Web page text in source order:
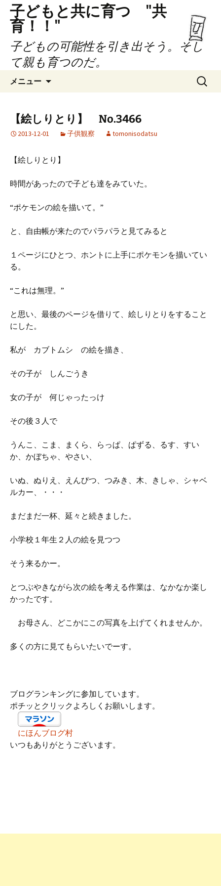
子どもと共に育つ "共
育！！"
子どもの可能性を引き出そう。そし
て親も育つのだ。
メニュー
ツ
キ
プ
検
索:
【絵しりとり】 No.3466
2013-12-01 子供観察 tomonisodatsu
【絵しりとり】
時間があったので子ども達をみていた。
“ポケモンの絵を描いて。”
と、自由帳が来たのでパラパラと見てみると
１ページにひとつ、ホントに上手にポケモンを描いてい
る。
“これは無理。”
と思い、最後のページを借りて、絵しりとりをすること
にした。
私が カブトムシ の絵を描き、
その子が しんごうき
女の子が 何じゃったっけ
その後３人で
うんこ、こま、まくら、らっぱ、ぱずる、るす、すい
か、かぼちゃ、やさい、
いぬ、ぬりえ、えんぴつ、つみき、木、きしゃ、シャベ
ルカー、・・・
まだまだ一杯、延々と続きました。
小学校１年生２人の絵を見つつ
そう来るかー。
とつぶやきながら次の絵を考える作業は、なかなか楽し
かったです。
お母さん、どこかにこの写真を上げてくれませんか。
多くの方に見てもらいたいでーす。
ブログランキングに参加しています。
ポチッとクリックよろしくお願いします。
にほんブログ村
いつもありがとうございます。